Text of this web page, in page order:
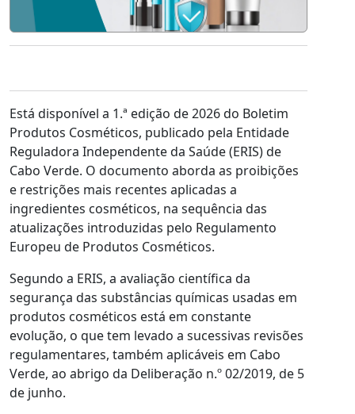
Está disponível a 1.ª edição de 2026 do Boletim
Produtos Cosméticos, publicado pela Entidade
Reguladora Independente da Saúde (ERIS) de
Cabo Verde. O documento aborda as proibições
e restrições mais recentes aplicadas a
ingredientes cosméticos, na sequência das
atualizações introduzidas pelo Regulamento
Europeu de Produtos Cosméticos.
Segundo a ERIS, a avaliação científica da
segurança das substâncias químicas usadas em
produtos cosméticos está em constante
evolução, o que tem levado a sucessivas revisões
regulamentares, também aplicáveis em Cabo
Verde, ao abrigo da Deliberação n.º 02/2019, de 5
de junho.